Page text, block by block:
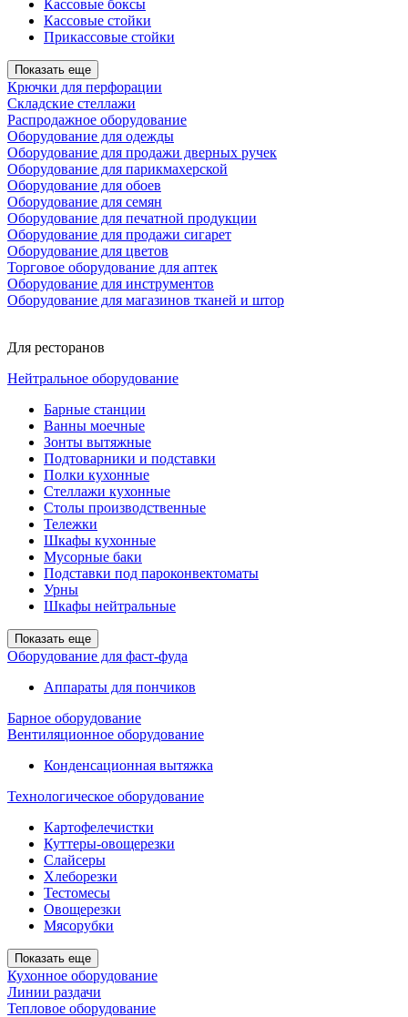
Кассовые боксы
Кассовые стойки
Прикассовые стойки
Показать еще
Крючки для перфорации
Складские стеллажи
Распродажное оборудование
Оборудование для одежды
Оборудование для продажи дверных ручек
Оборудование для парикмахерской
Оборудование для обоев
Оборудование для семян
Оборудование для печатной продукции
Оборудование для продажи сигарет
Оборудование для цветов
Торговое оборудование для аптек
Оборудование для инструментов
Оборудование для магазинов тканей и штор
Для ресторанов
Нейтральное оборудование
Барные станции
Ванны моечные
Зонты вытяжные
Подтоварники и подставки
Полки кухонные
Стеллажи кухонные
Столы производственные
Тележки
Шкафы кухонные
Мусорные баки
Подставки под пароконвектоматы
Урны
Шкафы нейтральные
Показать еще
Оборудование для фаст-фуда
Аппараты для пончиков
Барное оборудование
Вентиляционное оборудование
Конденсационная вытяжка
Технологическое оборудование
Картофелечистки
Куттеры-овощерезки
Слайсеры
Хлеборезки
Тестомесы
Овощерезки
Мясорубки
Показать еще
Кухонное оборудование
Линии раздачи
Тепловое оборудование